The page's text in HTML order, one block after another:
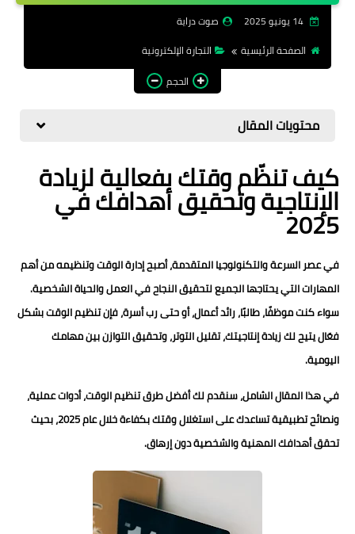
14 يونيو 2025
صوت دراية
الصفحة الرئيسية
التجارة الإلكترونية
الحجم
محتويات المقال
كيف تنظّم وقتك بفعالية لزيادة
الإنتاجية وتحقيق أهدافك في
2025
في عصر السرعة والتكنولوجيا المتقدمة، أصبحإدارة الوقت وتنظيمهمن أهم
المهارات التي يحتاجها الجميع لتحقيق النجاح في العمل والحياة الشخصية.
سواء كنت موظفًا، طالبًا، رائد أعمال، أو حتى رب أسرة، فإن تنظيم الوقت بشكل
فعّال يتيح لك زيادة إنتاجيتك، تقليل التوتر، وتحقيق التوازن بين مهامك
اليومية.
في هذا المقال الشامل، سنقدم لكأفضل طرق تنظيم الوقت، أدوات عملية،
ونصائح تطبيقية
تساعدك على استغلال وقتك بكفاءة خلال عام 2025، بحيث
تحقق أهدافك المهنية والشخصية دون إرهاق.